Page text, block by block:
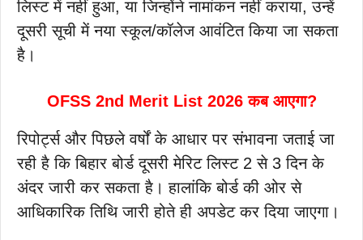
लिस्ट में नहीं हुआ, या जिन्होंने नामांकन नहीं कराया, उन्हें
दूसरी सूची में नया स्कूल/कॉलेज आवंटित किया जा सकता
है।
OFSS 2nd Merit List 2026 कब आएगा?
रिपोर्ट्स और पिछले वर्षों के आधार पर संभावना जताई जा
रही है कि बिहार बोर्ड दूसरी मेरिट लिस्ट 2 से 3 दिन के
अंदर जारी कर सकता है। हालांकि बोर्ड की ओर से
आधिकारिक तिथि जारी होते ही अपडेट कर दिया जाएगा।